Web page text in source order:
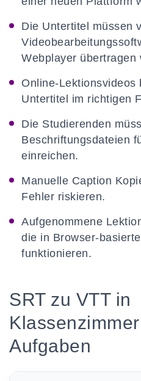
Die Untertitel müssen
Webplayer übertragen
Online-Lektionsvideos
Untertitel im richtigen
Die Studierenden
Beschriftungsdateien
einreichen.
Manuelle Caption
Fehler riskieren.
Aufgenommene
die in Browser-
funktionieren.
SRT zu VTT in
Aufgaben